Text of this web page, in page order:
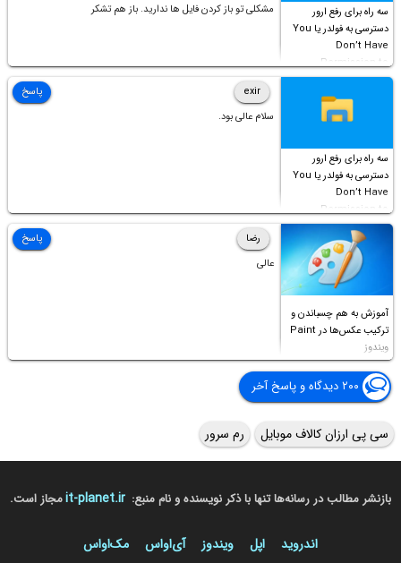
سه راه برای رفع ارور
دسترسی به فولدر یا You
Don’t Have
Permission to
Access this folder
مشکلی تو باز کردن فایل ها ندارید. باز هم تشکر
سه راه برای رفع ارور
دسترسی به فولدر یا You
Don’t Have
Permission to
Access this folder
exir
سلام عالی بود.
پاسخ
آموزش به هم چسباندن و
ترکیب عکس‌ها در Paint
ویندوز
رضا
عالی
پاسخ
۲۰۰ دیدگاه و پاسخ آخر
سی پی ارزان کالاف موبایل رم سرور
بازنشر مطالب در رسانه‌ها تنها با ذکر نویسنده و نام منبع: it-planet.irمجاز است.
اندروید اپل ویندوز آی‌او‌اس مک‌او‌اس